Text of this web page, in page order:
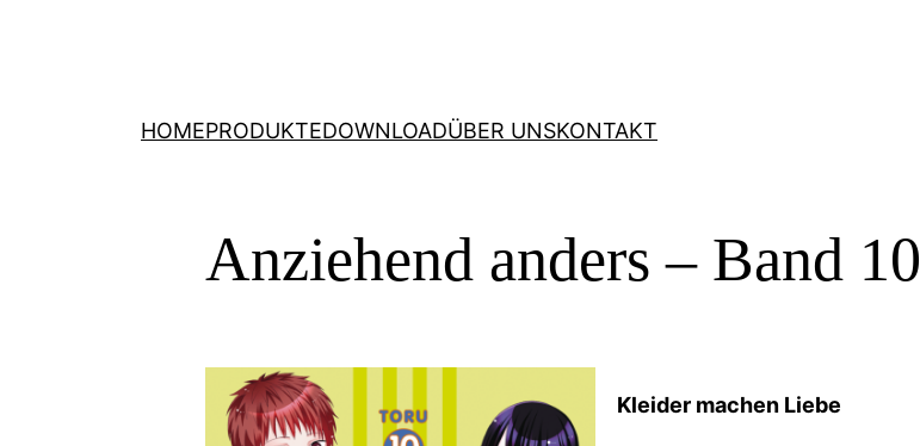
HOMEPRODUKTEDOWNLOADÜBER UNSKONTAKT
Anziehend anders – Band 10
Kleider machen Liebe